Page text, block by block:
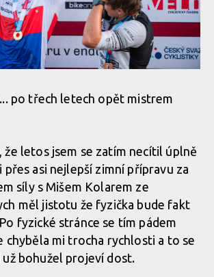
po třech letech opět mistrem
že letos jsem se zatím necítil úplně
asi nejlepší zimní přípravu za
síly s Mišem Kolarem ze
měl jistotu že fyzička bude fakt
fyzické stránce se tím pádem
chyběla mi trocha rychlosti a to se
bohužel projeví dost.